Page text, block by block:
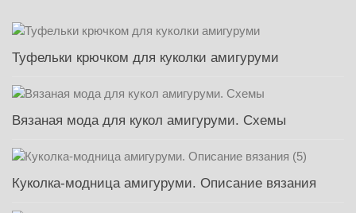
Туфельки крючком для куколки амигуруми
Вязаная мода для кукол амигуруми. Схемы
Куколка-модница амигуруми. Описание вязания